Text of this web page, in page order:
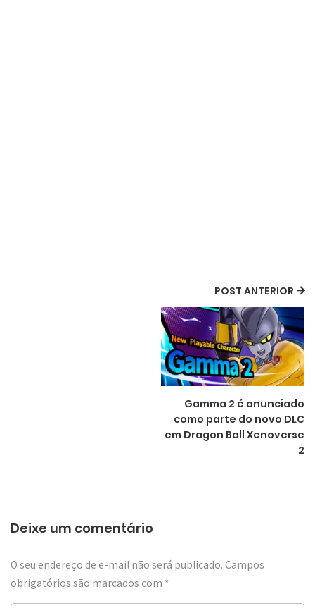
POST ANTERIOR
Gamma 2 é anunciado
como parte do novo DLC
em Dragon Ball Xenoverse
2
Deixe um comentário
O seu endereço de e-mail não será publicado. Campos
obrigatórios são marcados com *